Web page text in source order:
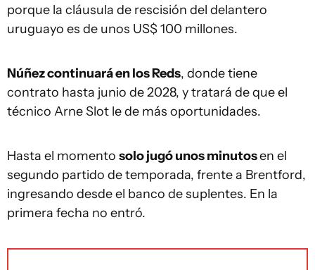
porque la cláusula de rescisión del delantero
uruguayo es de unos US$ 100 millones.
Núñez continuará en los Reds, donde tiene
contrato hasta junio de 2028, y tratará de que el
técnico Arne Slot le de más oportunidades.
Hasta el momento solo jugó unos minutosen el
segundo partido de temporada, frente a Brentford,
ingresando desde el banco de suplentes. En la
primera fecha no entró.